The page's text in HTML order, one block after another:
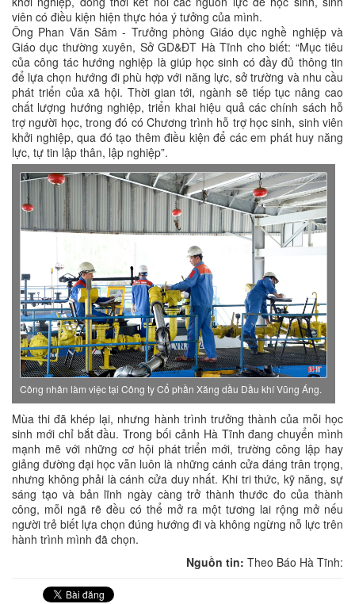
viên có điều kiện hiện thực hóa ý tưởng của mình.
Ông Phan Văn Sâm - Trưởng phòng Giáo dục nghề nghiệp và
Giáo dục thường xuyên, Sở GD&ĐT Hà Tĩnh cho biết: “Mục tiêu
của công tác hướng nghiệp là giúp học sinh có đầy đủ thông tin
để lựa chọn hướng đi phù hợp với năng lực, sở trường và nhu cầu
phát triển của xã hội. Thời gian tới, ngành sẽ tiếp tục nâng cao
chất lượng hướng nghiệp, triển khai hiệu quả các chính sách hỗ
trợ người học, trong đó có Chương trình hỗ trợ học sinh, sinh viên
khởi nghiệp, qua đó tạo thêm điều kiện để các em phát huy năng
lực, tự tin lập thân, lập nghiệp”.
Công nhân làm việc tại Công ty Cổ phần Xăng dầu Dầu khí Vũng Áng.
Mùa thi đã khép lại, nhưng hành trình trưởng thành của mỗi học
sinh mới chỉ bắt đầu. Trong bối cảnh Hà Tĩnh đang chuyển mình
mạnh mẽ với những cơ hội phát triển mới, trường công lập hay
giảng đường đại học vẫn luôn là những cánh cửa đáng trân trọng,
nhưng không phải là cánh cửa duy nhất. Khi tri thức, kỹ năng, sự
sáng tạo và bản lĩnh ngày càng trở thành thước đo của thành
công, mỗi ngã rẽ đều có thể mở ra một tương lai rộng mở nếu
người trẻ biết lựa chọn đúng hướng đi và không ngừng nỗ lực trên
hành trình mình đã chọn.
Nguồn tin: Theo Báo Hà Tĩnh: